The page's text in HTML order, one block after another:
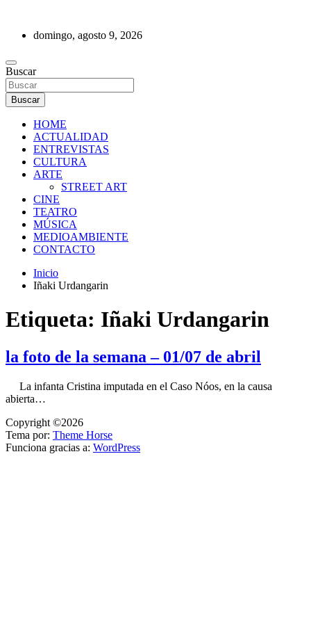
contenidodomingo, agosto 9, 2026
REVISTA DE PRENSA
Buscar
Buscar
HOME
ACTUALIDAD
ENTREVISTAS
CULTURA
ARTE
STREET ART
CINE
TEATRO
MÚSICA
MEDIOAMBIENTE
CONTACTO
Inicio
Iñaki Urdangarin
Etiqueta: Iñaki Urdangarin
la foto de la semana – 01/07 de abril
­ ­ ­ La infanta Cristina imputada en el Caso Nóos, en la causa
abierta…
Copyright ©2026
Tema por: Theme Horse
Funciona gracias a: WordPress